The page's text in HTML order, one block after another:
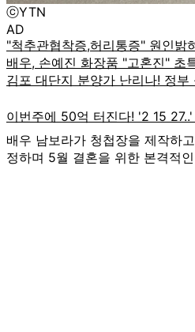
ⓒYTN
AD
배우 남보라가 청첩장을 제작하
정하며 5월 결혼을 위한 본격적